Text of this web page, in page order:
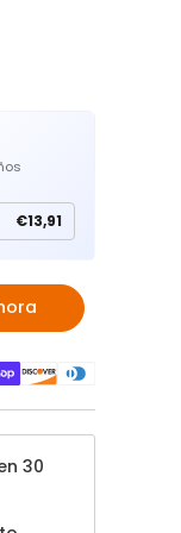
€13,91
30